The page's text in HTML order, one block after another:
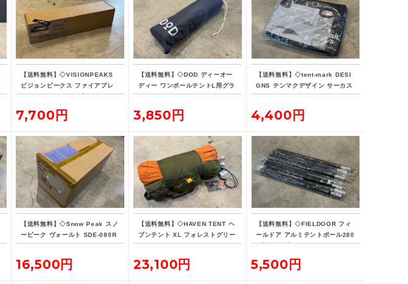
【送料無料】◇VISIONPEAKS
ビジョンピークス ファイアプレ
イス TCレクタタープ
7,700円
【送料無料】◇DOD ディーオー
ディー ワンポールテントL用グラ
ンドシート
3,850円
【送料無料】◇tent-mark DESI
GNS テンマクデザイン サーカス
インナーマット 4/5
4,400円
【送料無料】◇Snow Peak スノ
ーピーク ヴォールト SDE-080R
H
16,500円
【送料無料】◇HAVEN TENT ヘ
ブンテント XL フォレストグリー
ン
23,100円
【送料無料】◇FIELDOOR フィ
ールドア アルミテントポール280
4本連結 2本セット
5,500円